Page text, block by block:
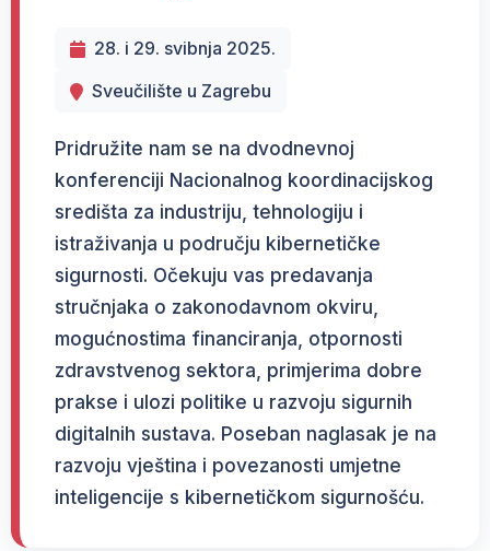
28. i 29. svibnja 2025.
Sveučilište u Zagrebu
Pridružite nam se na dvodnevnoj
konferenciji Nacionalnog koordinacijskog
središta za industriju, tehnologiju i
istraživanja u području kibernetičke
sigurnosti. Očekuju vas predavanja
stručnjaka o zakonodavnom okviru,
mogućnostima financiranja, otpornosti
zdravstvenog sektora, primjerima dobre
prakse i ulozi politike u razvoju sigurnih
digitalnih sustava. Poseban naglasak je na
razvoju vještina i povezanosti umjetne
inteligencije s kibernetičkom sigurnošću.